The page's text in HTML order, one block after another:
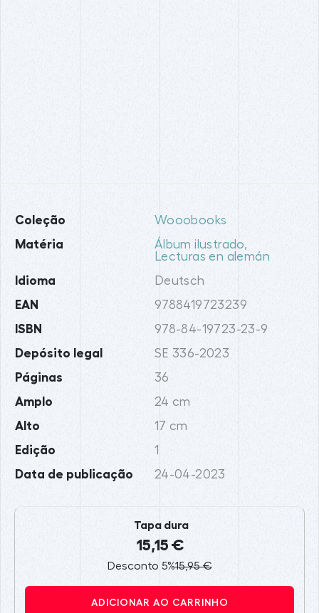
Coleção Wooobooks
Matéria Álbum ilustrado,
Lecturas en alemán
Idioma Deutsch
EAN 9788419723239
ISBN 978-84-19723-23-9
Depósito legal SE 336-2023
Páginas 36
Amplo 24 cm
Alto 17 cm
Edição 1
Data de publicação 24-04-2023
Tapa dura
15,15 €
Desconto 5%15,95 €
ADICIONAR AO CARRINHO